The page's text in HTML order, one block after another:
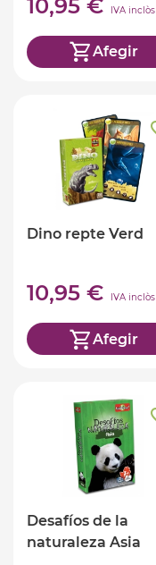
10,95 € IVA inclòs
Afegir
Dino repte Verd
10,95 € IVA inclòs
Afegir
Desafíos de la
naturaleza Asia